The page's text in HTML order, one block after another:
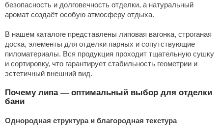
безопасность и долговечность отделки, а натуральный
аромат создаёт особую атмосферу отдыха.
В нашем каталоге представлены липовая вагонка, строганая
доска, элементы для отделки парных и сопутствующие
пиломатериалы. Вся продукция проходит тщательную сушку
и сортировку, что гарантирует стабильность геометрии и
эстетичный внешний вид.
Почему липа — оптимальный выбор для отделки
бани
Однородная структура и благородная текстура